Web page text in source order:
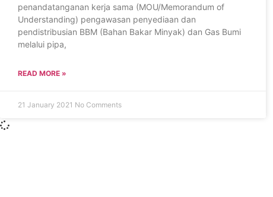
penandatanganan kerja sama (MOU/Memorandum of
Understanding) pengawasan penyediaan dan
pendistribusian BBM (Bahan Bakar Minyak) dan Gas Bumi
melalui pipa,
READ MORE »
21 January 2021 No Comments